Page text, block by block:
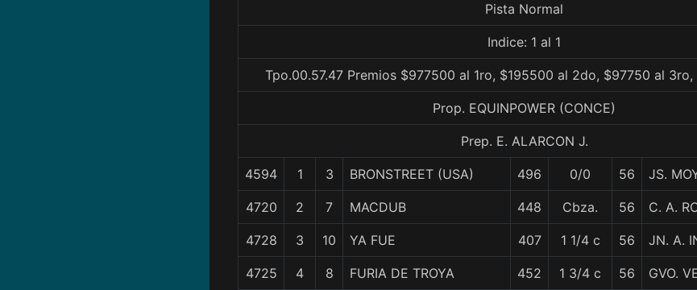
Pista Normal
Indice: 1 al 1
Tpo.00.57.47 Premios $977500 al 1ro, $195500 al 2do, $97750 al
Prop. EQUINPOWER (CONCE)
Prep. E. ALARCON J.
4594 1 3 BRONSTREET (USA) 496 0/0 56 JS.
4720 2 7 MACDUB 448 Cbza. 56 C. A.
4728 3 10 YA FUE 407 1 1/4 c 56 JN. A.
4725 4 8 FURIA DE TROYA 452 1 3/4 c 56 GVO.